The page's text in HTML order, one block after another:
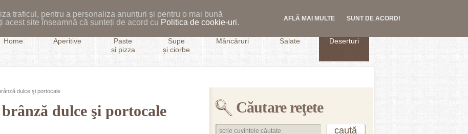
traficul, pentru a personaliza anunțuri și pentru o mai bună
site înseamnă că sunteți de acord cu Politica de cookie-uri. AFLĂ MAI MULTE SUNT DE ACORD!
Home Aperitive
Paste
și pizza
Supe
și ciorbe
Mâncăruri Salate Deserturi
dulce şi portocale
dulce şi portocale Căutare reţete